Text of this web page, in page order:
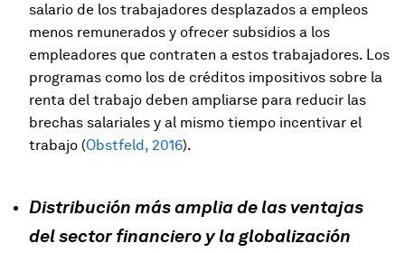
salario de los trabajadores desplazados a empleos
menos remunerados y ofrecer subsidios a los
empleadores que contraten a estos trabajadores. Los
programas como los de créditos impositivos sobre la
renta del trabajo deben ampliarse para reducir las
brechas salariales y al mismo tiempo incentivar el
trabajo (Obstfeld, 2016).
Distribución más amplia de las ventajas
del sector financiero y la globalización